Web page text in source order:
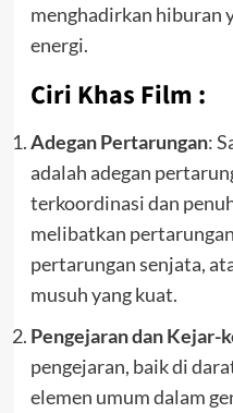
menghadirkan hiburan
energi.
Ciri Khas Film :
Adegan Pertarungan:
adalah adegan
terkoordinasi dan
melibatkan
pertarungan senjata,
musuh yang kuat.
Pengejaran dan Kejar-
pengejaran, baik di
elemen umum dalam